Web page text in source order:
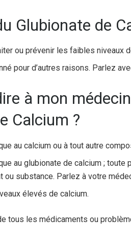
Glubionate de
ou prévenir les faibles niveaux
pour d’autres raisons. Parlez
à mon
Calcium ?
au calcium ou à tout autre
au glubionate de calcium ; toute
ou substance. Parlez à votre
élevés de calcium.
tous les médicaments ou